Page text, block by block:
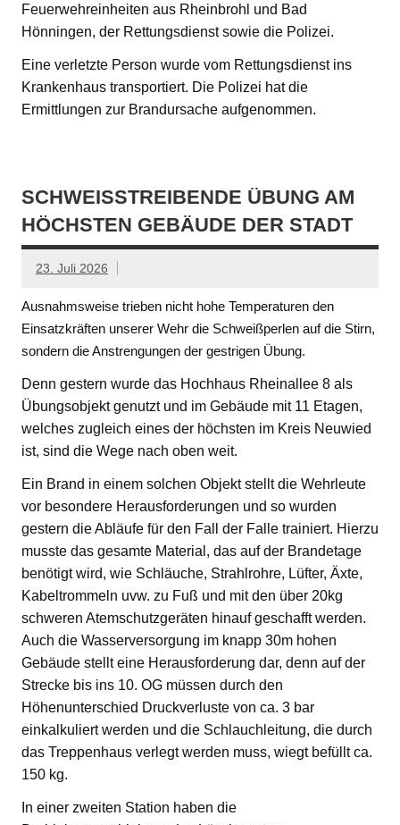
Feuerwehreinheiten aus Rheinbrohl und Bad
Hönningen, der Rettungsdienst sowie die Polizei.
Eine verletzte Person wurde vom Rettungsdienst ins
Krankenhaus transportiert. Die Polizei hat die
Ermittlungen zur Brandursache aufgenommen.
SCHWEISSTREIBENDE ÜBUNG AM H
ÖCHSTEN GEBÄUDE DER STADT
23. Juli 2026
Ausnahmsweise trieben nicht hohe Temperaturen den
Einsatzkräften unserer Wehr die Schweißperlen auf die Stirn,
sondern die Anstrengungen der gestrigen Übung.
Denn gestern wurde das Hochhaus Rheinallee 8 als
Übungsobjekt genutzt und im Gebäude mit 11 Etagen,
welches zugleich eines der höchsten im Kreis Neuwied
ist, sind die Wege nach oben weit.
Ein Brand in einem solchen Objekt stellt die Wehrleute
vor besondere Herausforderungen und so wurden
gestern die Abläufe für den Fall der Falle trainiert. Hierzu
musste das gesamte Material, das auf der Brandetage
benötigt wird, wie Schläuche, Strahlrohre, Lüfter, Äxte,
Kabeltrommeln uvw. zu Fuß und mit den über 20kg
schweren Atemschutzgeräten hinauf geschafft werden.
Auch die Wasserversorgung im knapp 30m hohen
Gebäude stellt eine Herausforderung dar, denn auf der
Strecke bis ins 10. OG müssen durch den
Höhenunterschied Druckverluste von ca. 3 bar
einkalkuliert werden und die Schlauchleitung, die durch
das Treppenhaus verlegt werden muss, wiegt befüllt ca.
150 kg.
In einer zweiten Station haben die